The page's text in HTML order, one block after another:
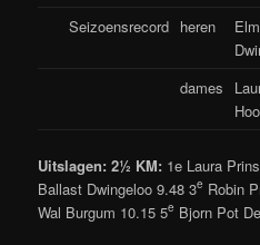
Seizoensrecord heren
dames
Uitslagen: 2½ KM: 1e Laura
Ballast Dwingeloo 9.48 3e Robin
Wal Burgum 10.15 5e Bjorn Pot